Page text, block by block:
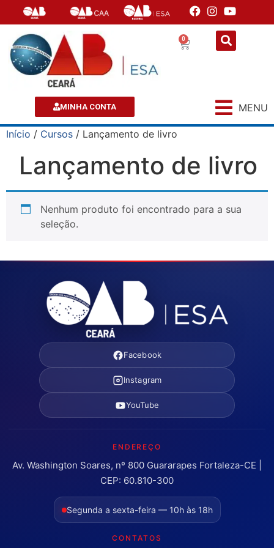
0
MINHA CONTA MENU
Início / Cursos / Lançamento de livro
Lançamento de livro
Nenhum produto foi encontrado para a sua
seleção.
Facebook
Instagram
YouTube
ENDEREÇO
Av. Washington Soares, nº 800 Guararapes Fortaleza-CE |
CEP: 60.810-300
Segunda a sexta-feira — 10h às 18h
CONTATOS